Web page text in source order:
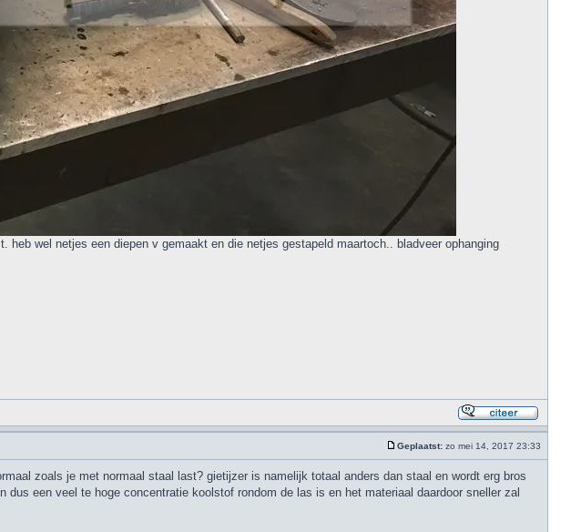
wel netjes een diepen v gemaakt en die netjes gestapeld maartoch.. bladveer ophanging
Geplaatst: zo mei 14, 2017 23:33
zoals je met normaal staal last? gietijzer is namelijk totaal anders dan staal en wordt erg bros
een veel te hoge concentratie koolstof rondom de las is en het materiaal daardoor sneller zal